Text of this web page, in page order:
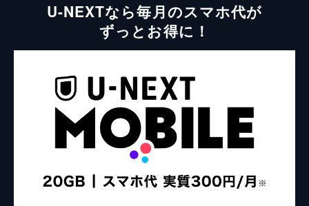
U-NEXTなら毎月のスマホ代が
ずっとお得に！